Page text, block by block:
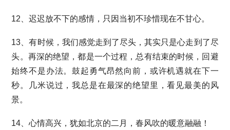
12、迟迟放不下的感情，只因当初不珍惜现在不甘心。
13、有时候，我们感觉走到了尽头，其实只是心走到了尽
头。再深的绝望，都是一个过程，总有结束的时候，回避
始终不是办法。鼓起勇气昂然向前，或许机遇就在下一
秒。几米说过，我总是在最深的绝望里，看见最美的风
景。
14、心情高兴，犹如北京的二月，春风吹的暖意融融！